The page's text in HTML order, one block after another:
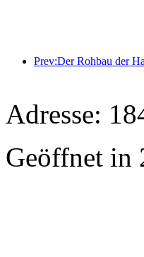
Adresse:
Geöffnet in